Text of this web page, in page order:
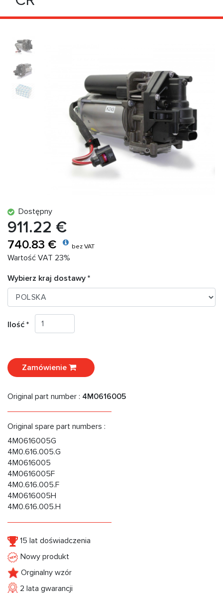
Dostępny
911.22 €
740.83 € bez VAT
Wartość VAT 23%
Wybierz kraj dostawy *
Ilość *
Zamówienie
Original part number : 4M0616005
Original spare part numbers :
4M0616005G
4M0.616.005.G
4M0616005
4M0616005F
4M0.616.005.F
4M0616005H
4M0.616.005.H
15 lat doświadczenia
Nowy produkt
Orginalny wzór
2 lata gwarancji